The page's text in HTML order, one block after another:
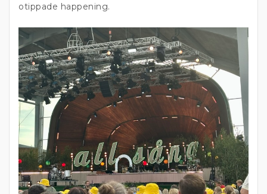
otippade happening.